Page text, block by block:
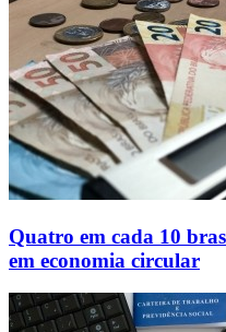
Quatro em cada 10
em economia circular